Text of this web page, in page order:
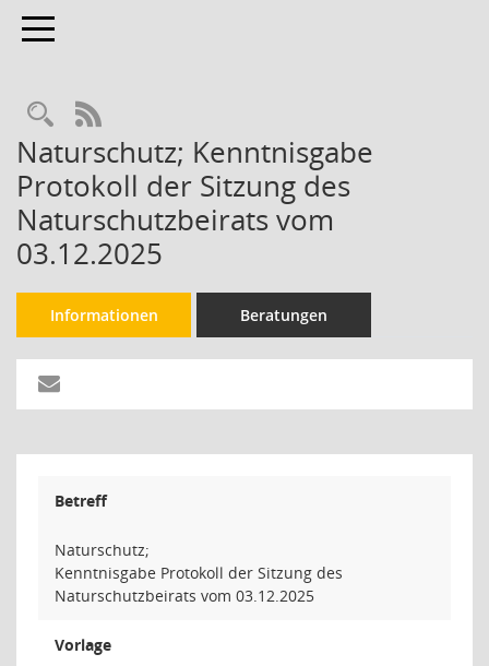
Toggle navigation
Rechercheauswahl
RSS-Feed
Naturschutz; Kenntnisgabe
Protokoll der Sitzung des
Naturschutzbeirats vom
03.12.2025
Informationen Beratungen
Betreff
Naturschutz;
Kenntnisgabe Protokoll der Sitzung des
Naturschutzbeirats vom 03.12.2025
Vorlage